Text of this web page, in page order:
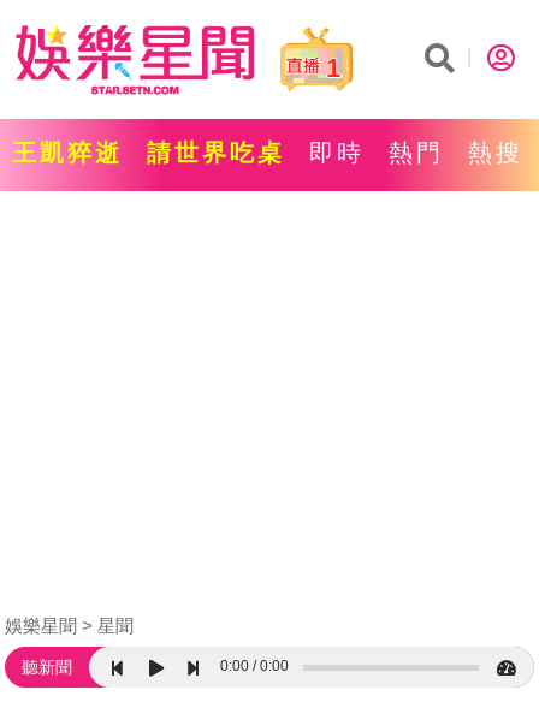
1
王凱猝逝 請世界吃桌 即時 熱門 熱搜
娛樂星聞 星聞
聽新聞 0:00 0:00